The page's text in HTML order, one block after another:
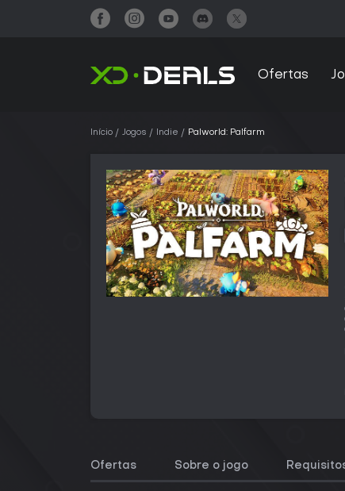
Ofertas
Início Jogos Indie Palworld: Palfarm
Ofertas Sobre o jogo